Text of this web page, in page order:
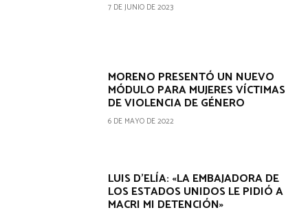
7 DE JUNIO DE 2023
MORENO PRESENTÓ UN NUEVO
MÓDULO PARA MUJERES VÍCTIMAS
DE VIOLENCIA DE GÉNERO
6 DE MAYO DE 2022
LUIS D’ELÍA: «LA EMBAJADORA DE
LOS ESTADOS UNIDOS LE PIDIÓ A
MACRI MI DETENCIÓN»